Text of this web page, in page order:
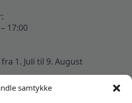
samtykke
17:00
1. Juli til 9. August